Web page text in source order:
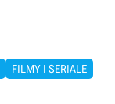
FILMY I SERIALE